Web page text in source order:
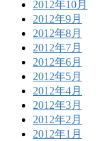
2012年10月
2012年9月
2012年8月
2012年7月
2012年6月
2012年5月
2012年4月
2012年3月
2012年2月
2012年1月